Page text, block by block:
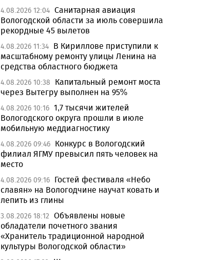
4.08.2026 12:04 Санитарная авиация
Вологодской области за июль совершила
рекордные 45 вылетов
4.08.2026 11:34 В Кириллове приступили к
масштабному ремонту улицы Ленина на
средства областного бюджета
4.08.2026 10:38
Капитальный ремонт моста
через Вытегру выполнен на 95%
4.08.2026 10:16 1,7 тысячи жителей
Вологодского округа прошли в июле
мобильную меддиагностику
4.08.2026 09:46 Конкурс в Вологодский
филиал ЯГМУ превысил пять человек на
место
4.08.2026 09:16 Гостей фестиваля «Небо
славян» на Вологодчине научат ковать и
лепить из глины
3.08.2026 18:12 Объявлены новые
обладатели почетного звания
«Хранитель традиционной народной
культуры Вологодской области»